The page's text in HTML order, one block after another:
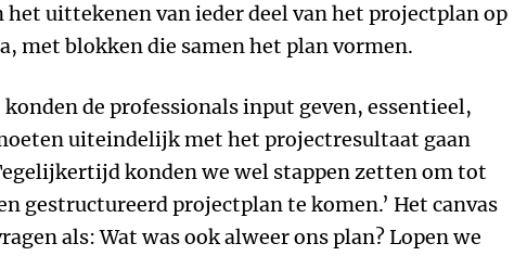
het uittekenen van ieder deel van het projectplan op
met blokken die samen het plan vormen.
konden de professionals input geven, essentieel,
uiteindelijk met het projectresultaat gaan
konden we wel stappen zetten om tot
gestructureerd projectplan te komen.’ Het canvas
als: Wat was ook alweer ons plan? Lopen we